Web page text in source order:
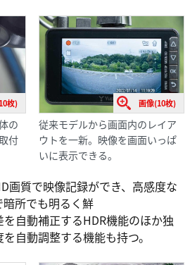
枚)
の
付
画像(10枚)
従来モデルから画面内のレイア
ウトを一新。映像を画面いっぱ
いに表示できる。
画質で映像記録ができ、高感度な
暗所でも明るく鮮
自動補正するHDR機能のほか独
自動調整する機能も持つ。